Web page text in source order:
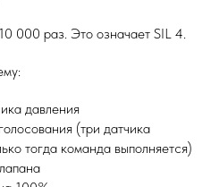
000 раз. Это означает SIL 4.
давления
(три датчика
тогда команда выполняется)